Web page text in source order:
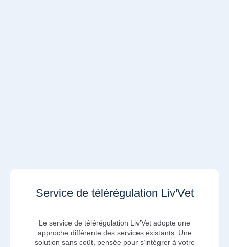
Service de télérégulation Liv'Vet
Le service de télérégulation Liv’Vet adopte une
approche différente des services existants. Une
solution sans coût, pensée pour s’intégrer à votre